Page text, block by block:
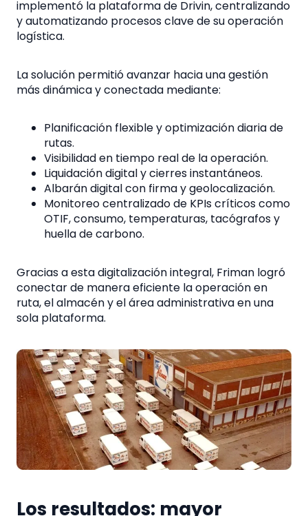
implementó la plataforma de Drivin, centralizando
y automatizando procesos clave de su operación
logística.
La solución permitió avanzar hacia una gestión
más dinámica y conectada mediante:
Planificación flexible y optimización diaria de
rutas.
Visibilidad en tiempo real de la operación.
Liquidación digital y cierres instantáneos.
Albarán digital con firma y geolocalización.
Monitoreo centralizado de KPIs críticos como
OTIF, consumo, temperaturas, tacógrafos y
huella de carbono.
Gracias a esta digitalización integral, Friman logró
conectar de manera eficiente la operación en
ruta, el almacén y el área administrativa en una
sola plataforma.
Los resultados: mayor